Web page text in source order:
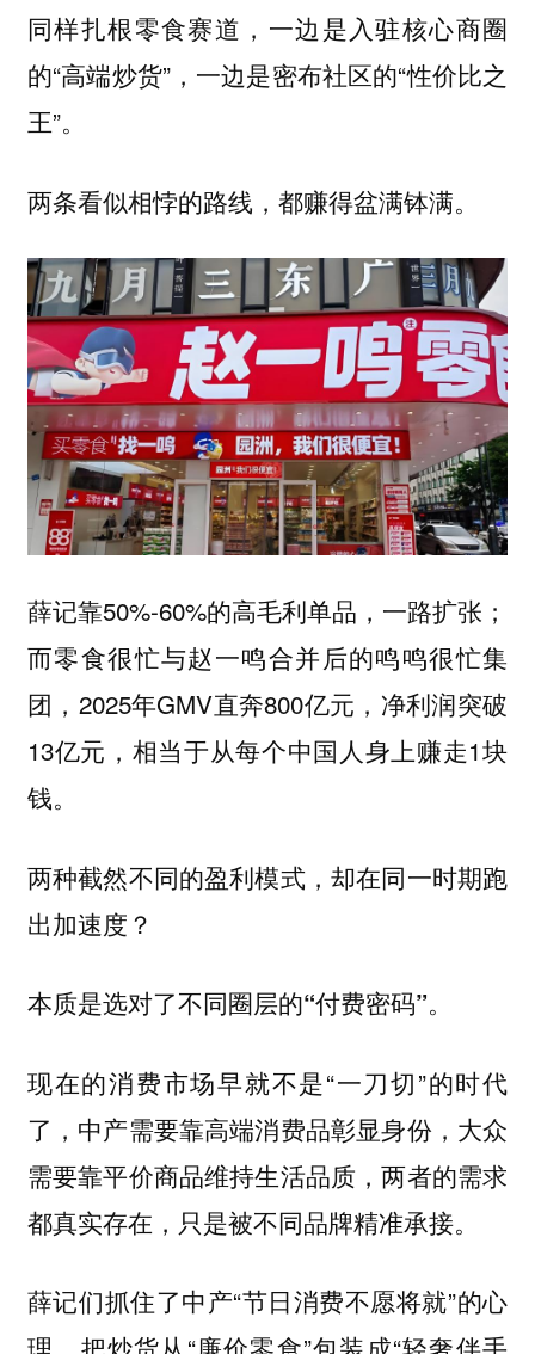
同样扎根零食赛道，一边是入驻核心商圈
的“高端炒货”，一边是密布社区的“性价比之
王”。
两条看似相悖的路线，都赚得盆满钵满。
薛记靠50%-60%的高毛利单品，一路扩张；
而零食很忙与赵一鸣合并后的鸣鸣很忙集
团，2025年GMV直奔800亿元，净利润突破
13亿元，相当于从每个中国人身上赚走1块
钱。
两种截然不同的盈利模式，却在同一时期跑
出加速度？
本质是选对了不同圈层的“付费密码”。
现在的消费市场早就不是“一刀切”的时代
了，中产需要靠高端消费品彰显身份，大众
需要靠平价商品维持生活品质，两者的需求
都真实存在，只是被不同品牌精准承接。
薛记们抓住了中产“节日消费不愿将就”的心